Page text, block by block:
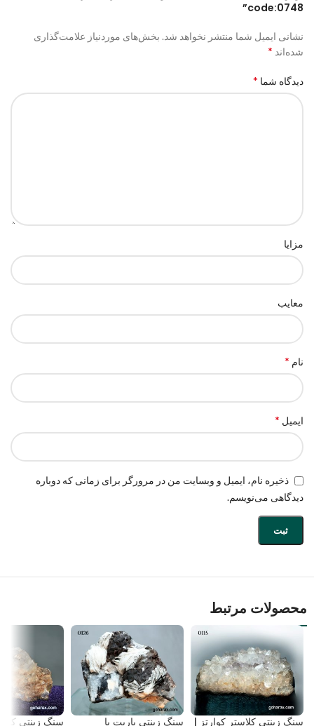
code:0748”
نشانی ایمیل شما منتشر نخواهد شد. بخش‌های موردنیاز علامت‌گذاری
شده‌اند *
دیدگاه شما *
مزایا
معایب
نام *
ایمیل *
ذخیره نام، ایمیل و وبسایت من در مرورگر برای زمانی که دوباره
دیدگاهی می‌نویسم.
محصولات مرتبط
سنگ زینتی کلاستر کوارتز |
سنگ زینتی باریت با
سنگ زینتی